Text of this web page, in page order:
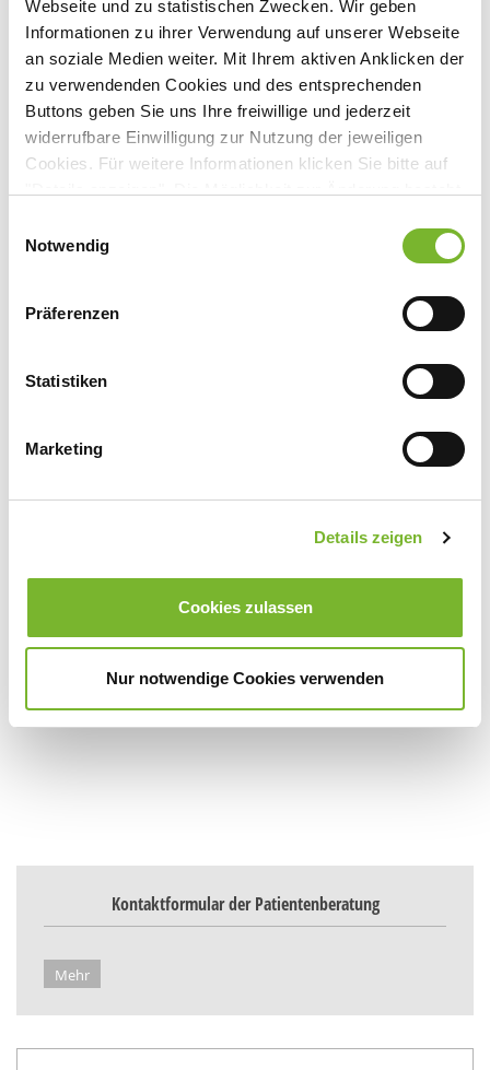
Webseite und zu statistischen Zwecken. Wir geben
Informationen zu ihrer Verwendung auf unserer Webseite
an soziale Medien weiter. Mit Ihrem aktiven Anklicken der
zu verwendenden Cookies und des entsprechenden
Buttons geben Sie uns Ihre freiwillige und jederzeit
widerrufbare Einwilligung zur Nutzung der jeweiligen
Cookies. Für weitere Informationen klicken Sie bitte auf
Datenschutzerklärung
Notwendig
Präferenzen
Statistiken
Marketing
Details zeigen
Cookies zulassen
Nur notwendige Cookies verwenden
Kontaktformular der Patientenberatung
Mehr